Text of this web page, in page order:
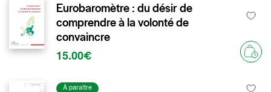
Eurobaromètre : du désir de
comprendre à la volonté de
convaincre
15.00€
À paraître